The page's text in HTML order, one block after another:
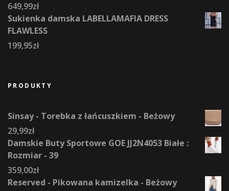
649,99zł
Sukienka damska LABELLAMAFIA DRESS
FLAWLESS
199,95zł
PRODUKTY
Sinsay - Torebka z łańcuszkiem - Beżowy
29,99zł
Damskie Buty Sportowe GOE JJ2N4053 Białe :
Rozmiar - 39
359,00zł
Reserved - Pikowana kamizelka - Beżowy